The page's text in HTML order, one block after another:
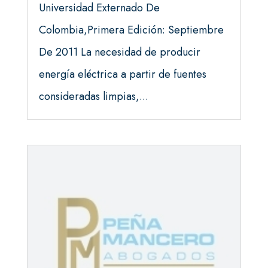
Universidad Externado De
Colombia,Primera Edición: Septiembre
De 2011 La necesidad de producir
energía eléctrica a partir de fuentes
consideradas limpias,...